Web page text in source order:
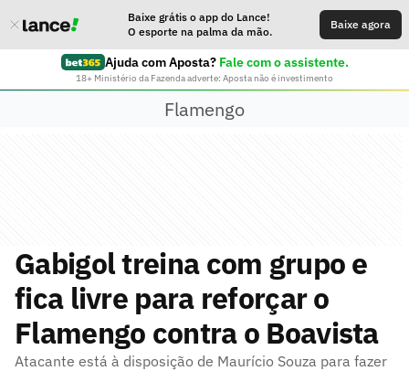
Baixe grátis o app do Lance!
O esporte na palma da mão.
Baixe agora
Ajuda com Aposta? Fale com o assistente.
18+ Ministério da Fazenda adverte: Aposta não é investimento
Flamengo
Gabigol treina com grupo e
fica livre para reforçar o
Flamengo contra o Boavista
Atacante está à disposição de Maurício Souza para fazer